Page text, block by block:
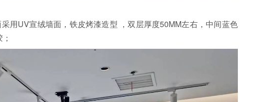
用UV宣绒墙面，铁皮烤漆造型 ，双层厚度50MM左右，中间蓝色